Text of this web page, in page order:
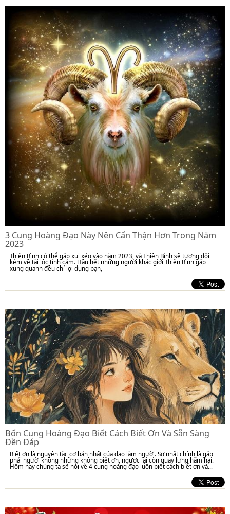
3 Cung Hoàng Đạo Này Nên Cẩn Thận Hơn Trong Năm
2023
Thiên Bình có thể gặp xui xẻo vào năm 2023, và Thiên Bình sẽ tương đối
kém về tài lộc tình cảm. Hầu hết những người khác giới Thiên Bình gặp
xung quanh đều chỉ lợi dụng bạn,
Bốn Cung Hoàng Đạo Biết Cách Biết Ơn Và Sẵn Sàng
Đền Đáp
Biết ơn là nguyên tắc cơ bản nhất của đạo làm người. Sợ nhất chính là gặp
phải người không những không biết ơn, ngược lại còn quay lưng hãm hại.
Hôm nay chúng ta sẽ nói về 4 cung hoàng đạo luôn biết cách biết ơn và...